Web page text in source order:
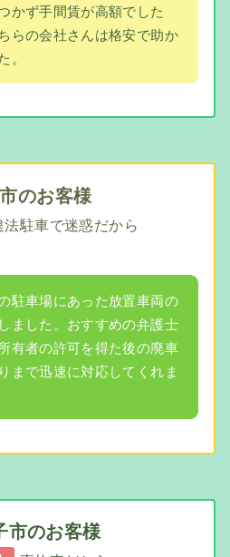
かず手間賃が高額でした
らの会社さんは格安で助か
。
のお客様
法駐車で迷惑だから
駐車場にあった放置車両の
ました。おすすめの弁護士
有者の許可を得た後の廃車
まで迅速に対応してくれま
市のお客様